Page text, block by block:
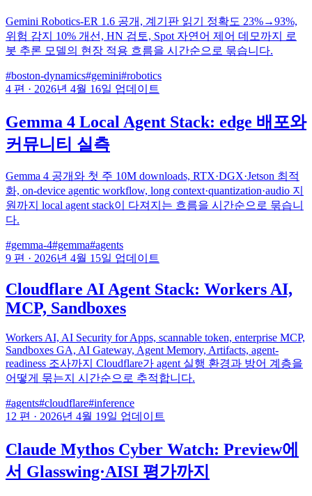
Gemini Robotics-ER 1.6 공개, 계기판 읽기 정확도 23%→93%,
위험 감지 10% 개선, HN 검토, Spot 자연어 제어 데모까지 로
봇 추론 모델의 현장 적용 흐름을 시간순으로 묶습니다.
#boston-dynamics#gemini#robotics
4 편 · 2026년 4월 16일 업데이트
Gemma 4 Local Agent Stack: edge 배포와
커뮤니티 실측
Gemma 4 공개와 첫 주 10M downloads, RTX·DGX·Jetson 최적
화, on-device agentic workflow, long context·quantization·audio 지
원까지 local agent stack이 다져지는 흐름을 시간순으로 묶습니
다.
#gemma-4#gemma#agents
9 편 · 2026년 4월 15일 업데이트
Cloudflare AI Agent Stack: Workers AI,
MCP, Sandboxes
Workers AI, AI Security for Apps, scannable token, enterprise MCP,
Sandboxes GA, AI Gateway, Agent Memory, Artifacts, agent-
readiness 조사까지 Cloudflare가 agent 실행 환경과 방어 계층을
어떻게 묶는지 시간순으로 추적합니다.
#agents#cloudflare#inference
12 편 · 2026년 4월 19일 업데이트
Claude Mythos Cyber Watch: Preview에
서 Glasswing·AISI 평가까지